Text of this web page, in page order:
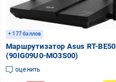
+ 177 баллов
Маршрутизатор Asus RT-BE50
(90IG09U0-MO3S00)
оценить